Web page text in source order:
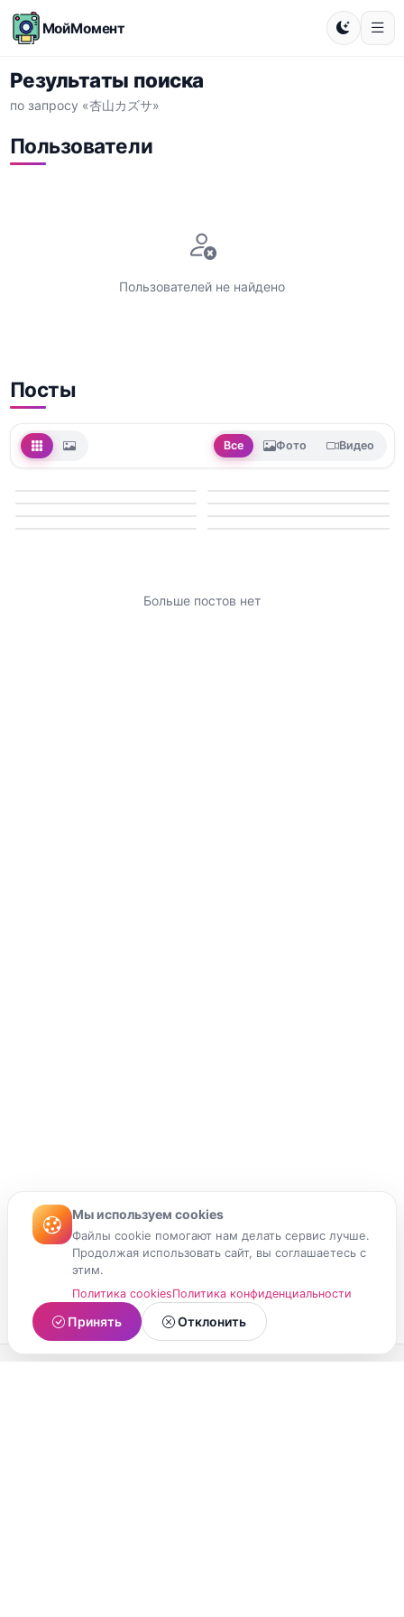
МойМомент
Результаты поиска
по запросу «杏山カズサ»
Пользователи
Пользователей не найдено
Посты
Все Фото Видео
Больше постов нет
Мы используем cookies
Файлы cookie помогают нам делать сервис лучше.
Продолжая использовать сайт, вы соглашаетесь с
этим.
Политика cookiesПолитика конфиденциальности
Принять Отклонить